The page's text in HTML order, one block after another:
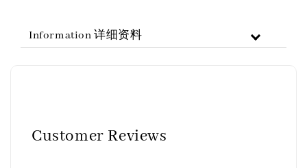
Information 详细资料
Customer Reviews